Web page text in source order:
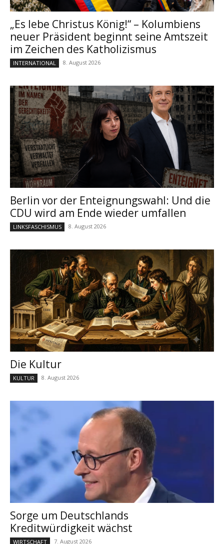
„Es lebe Christus König!“ – Kolumbiens
neuer Präsident beginnt seine Amtszeit
im Zeichen des Katholizismus
INTERNATIONAL 8. August 2026
Berlin vor der Enteignungswahl: Und die
CDU wird am Ende wieder umfallen
LINKSFASCHISMUS 8. August 2026
Die Kultur
KULTUR 8. August 2026
Sorge um Deutschlands
Kreditwürdigkeit wächst
WIRTSCHAFT 7. August 2026